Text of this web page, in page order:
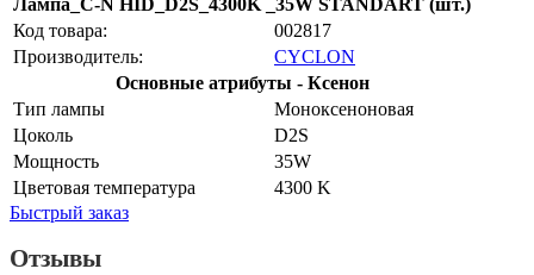
Код товара:
002817
Производитель:
CYCLON
Основные атрибуты - Ксенон
Тип лампы
Моноксеноновая
Цоколь
D2S
Мощность
35W
Цветовая температура
4300 K
Быстрый заказ
Отзывы